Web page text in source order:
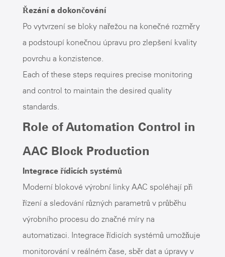
Řezání a dokončování
Po vytvrzení se bloky nařežou na konečné rozměry
a podstoupí konečnou úpravu pro zlepšení kvality
povrchu a konzistence.
Each of these steps requires precise monitoring
and control to maintain the desired quality
standards.
Role of Automation Control in
AAC Block Production
Integrace řídicích systémů
Moderní blokové výrobní linky AAC spoléhají při
řízení a sledování různých parametrů v průběhu
výrobního procesu do značné míry na
automatizaci. Integrace řídicích systémů umožňuje
monitorování v reálném čase, sběr dat a úpravy v